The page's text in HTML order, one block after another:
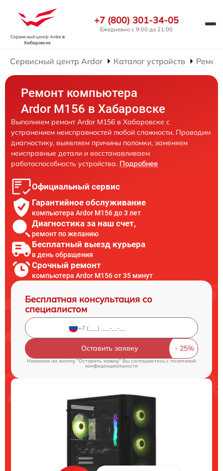
Сервисный центр Ardorв
Хабаровске
+7 (800) 301-34-05
Ежедневно с 9:00 до 21:00
Сервисный центр Ardor Каталог устройств
Ремонт компьютера
Ardor M156 в Хабаровске
Выполняем ремонт Ardor M156 в Хабаровске с
устранением неисправностей любой сложности. Проводим
диагностику, выявляем причины поломки, заменяем
неисправные детали и восстанавливаем
работоспособность устройства. Подробнее
Официальный сервис
Гарантийное обслуживание
компьютера Ardor M156 до 3 лет
Диагностика за наш счет,
ремонт по желанию
Бесплатный выезд курьера
в день обращения
Срочный ремонт
компьютера Ardor M156 от 35 минут
Бесплатная консультация со
специалистом
Оставить заявку
Нажимая на кнопку "Оставить заявку" Вы соглашаетесь cполитикой
конфиденциальности